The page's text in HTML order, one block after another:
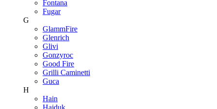
Fontana
Fugar
G
GlammFire
Glenrich
Glivi
Gonzyroc
Good Fire
Grilli Caminetti
Guca
H
Hain
Hajduk